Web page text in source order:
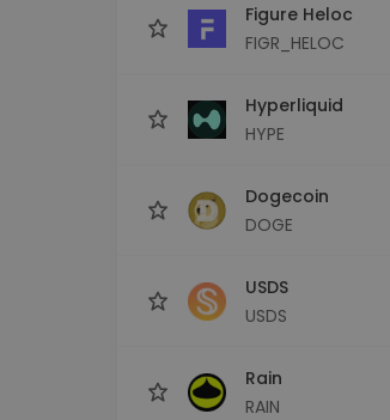
Figure Heloc
FIGR_HELOC
Hyperliquid
HYPE
Dogecoin
DOGE
USDS
USDS
Rain
RAIN